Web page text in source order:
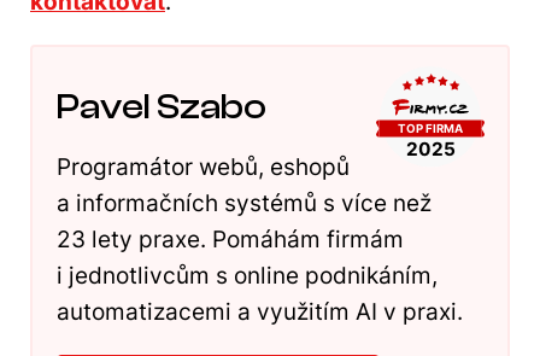
Pavel Szabo
Programátor webů, eshopů
a informačních systémů s více než
23 lety praxe. Pomáhám firmám
i jednotlivcům s online podnikáním,
automatizacemi a využitím AI v praxi.